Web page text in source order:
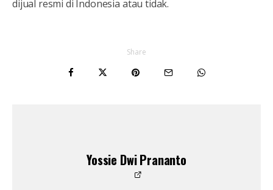
dijual resmi di Indonesia atau tidak.
Share
Yossie Dwi Prananto